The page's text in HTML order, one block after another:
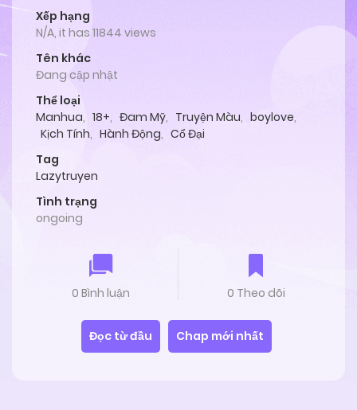
Xếp hạng
N/A, it has 11844 views
Tên khác
Đang cập nhật
Thể loại
Manhua, 18+, Đam Mỹ, Truyện Màu, boylove,
Kịch Tính, Hành Động, Cổ Đại
Tag
Lazytruyen
Tình trạng
ongoing
0 Bình luận 0 Theo dõi
Đọc từ đầu Chap mới nhất